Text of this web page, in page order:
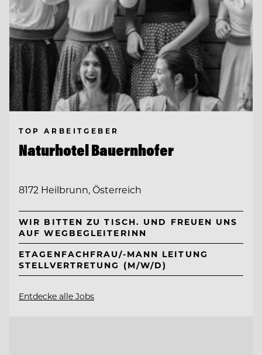
TOP ARBEITGEBER
Naturhotel Bauernhofer
8172 Heilbrunn, Österreich
WIR BITTEN ZU TISCH. UND FREUEN UNS
AUF WEGBEGLEITERINN
ETAGENFACHFRAU/-MANN LEITUNG
STELLVERTRETUNG (M/W/D)
Entdecke alle Jobs